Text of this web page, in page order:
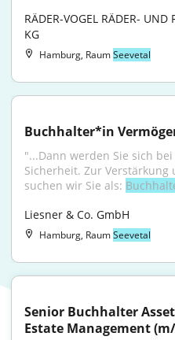
RÄDER-VOGEL RÄDER-
KG
Hamburg, RaumSeevetal
Buchhalter*in
"...Dann werden Sie sich
Sicherheit. Zur Verstärkung
suchen wir Sie als:
Liesner & Co. GmbH
Hamburg, RaumSeevetal
Senior Buchhalter
Estate Management